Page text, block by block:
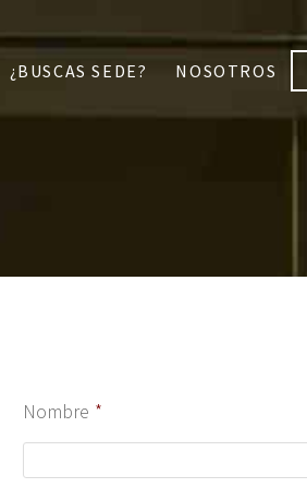
¿BUSCAS SEDE? NOSOTROS
Nombre *